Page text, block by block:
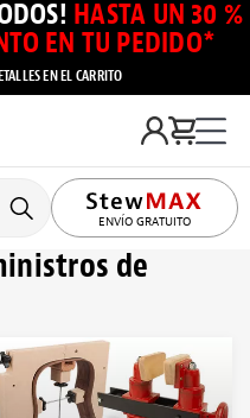
HASTA UN 30 %
EN TU PEDIDO*
EN EL CARRITO
ENVÍO GRATUITO
de